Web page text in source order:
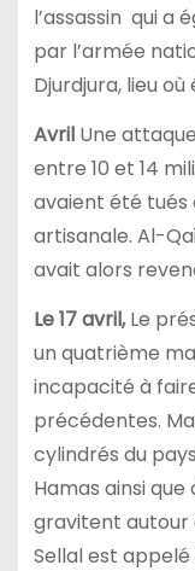
l’assassin qui a
par l’armée
Djurdjura, lieu
AvrilUne
entre 10 et 14
avaient été tués
artisanale. Al-
avait alors
Le 17 avril,Le
un quatrième
incapacité à
précédentes.
cylindrés du
Hamas ainsi
gravitent autour
Sellal est